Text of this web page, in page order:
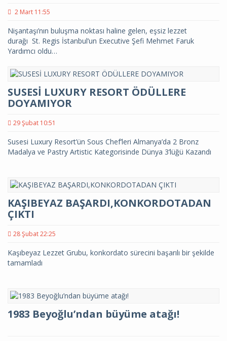
2 Mart 11:55
Nişantaşı’nın buluşma noktası haline gelen, eşsiz lezzet
durağı St. Regis İstanbul’un Executive Şefi Mehmet Faruk
Yardımcı oldu…
SUSESİ LUXURY RESORT ÖDÜLLERE
DOYAMIYOR
29 Şubat 10:51
Susesi Luxury Resort’ün Sous Chef’leri Almanya’da 2 Bronz
Madalya ve Pastry Artistic Kategorisinde Dünya 3’lüğü Kazandı
KAŞIBEYAZ BAŞARDI,KONKORDOTADAN
ÇIKTI
28 Şubat 22:25
Kaşıbeyaz Lezzet Grubu, konkordato sürecini başarılı bir şekilde
tamamladı
1983 Beyoğlu’ndan büyüme atağı!